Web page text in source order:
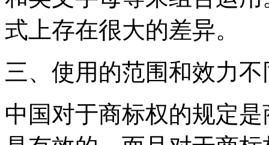
式上存在很大的差异。
三、使用的范围和效力不
中国对于商标权的规定